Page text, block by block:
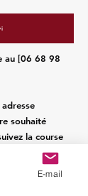
au [06 68 98
souhaité
la course
E-mail